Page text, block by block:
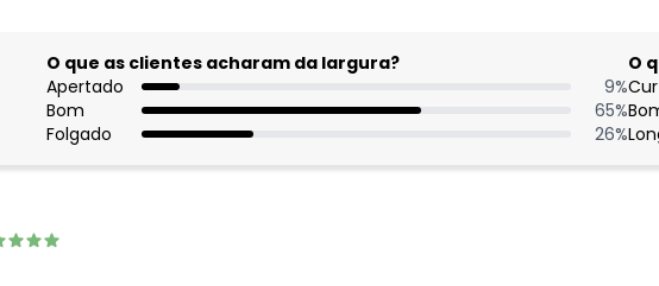
O que as clientes acharam da largura?
Apertado
9%
Bom
65%
Folgado
26%
O